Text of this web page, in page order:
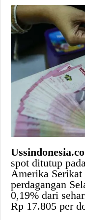
spot ditutup
Amerika
perdagangan
0,19% dari
Rp 17.805 per